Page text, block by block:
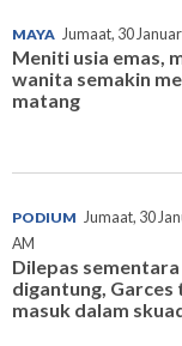
MAYA Jumaat, 30
Meniti usia emas,
wanita semakin
matang
PODIUM Jumaat, 30
AM
Dilepas
digantung, Garces
masuk dalam